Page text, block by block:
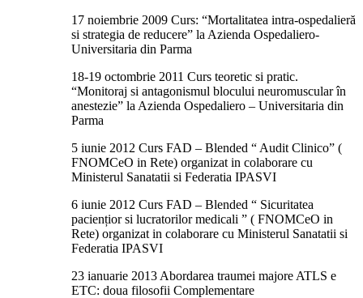
17 noiembrie 2009 Curs: “Mortalitatea intra-ospedalieră
si strategia de reducere” la Azienda Ospedaliero-
Universitaria din Parma
18-19 octombrie 2011 Curs teoretic si pratic.
“Monitoraj si antagonismul blocului neuromuscular în
anestezie” la Azienda Ospedaliero – Universitaria din
Parma
5 iunie 2012 Curs FAD – Blended “ Audit Clinico” (
FNOMCeO in Rete) organizat in colaborare cu
Ministerul Sanatatii si Federatia IPASVI
6 iunie 2012 Curs FAD – Blended “ Sicuritatea
paciențior si lucratorilor medicali ” ( FNOMCeO in
Rete) organizat in colaborare cu Ministerul Sanatatii si
Federatia IPASVI
23 ianuarie 2013 Abordarea traumei majore ATLS e
ETC: doua filosofii Complementare